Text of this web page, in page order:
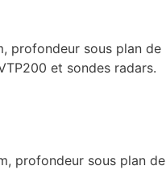
profondeur sous plan
et sondes radars.
profondeur sous plan